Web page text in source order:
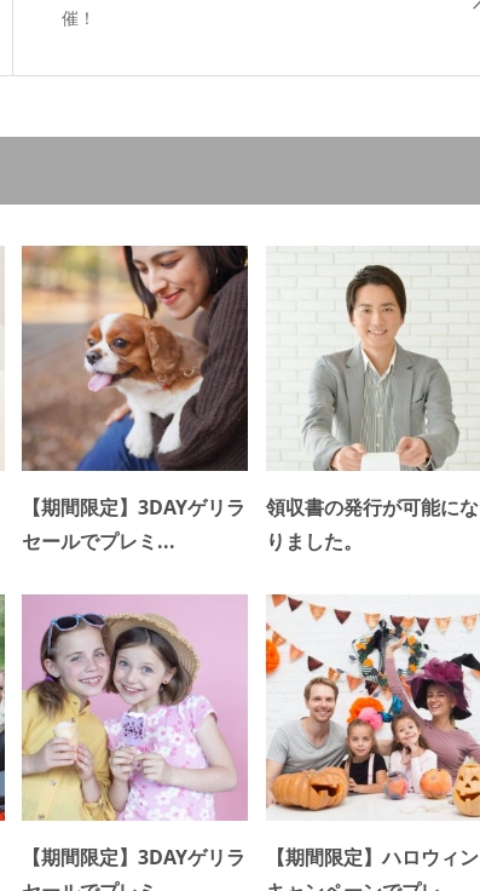
催！
【期間限定】3DAYゲリラ
セールでプレミ...
領収書の発行が可能にな
りました。
【期間限定】3DAYゲリラ
【期間限定】ハロウィン